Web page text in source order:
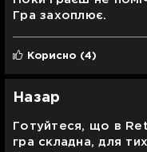
Гра захоплює.
Корисно (4)
Назар
Готуйтеся, що в
гра складна, для